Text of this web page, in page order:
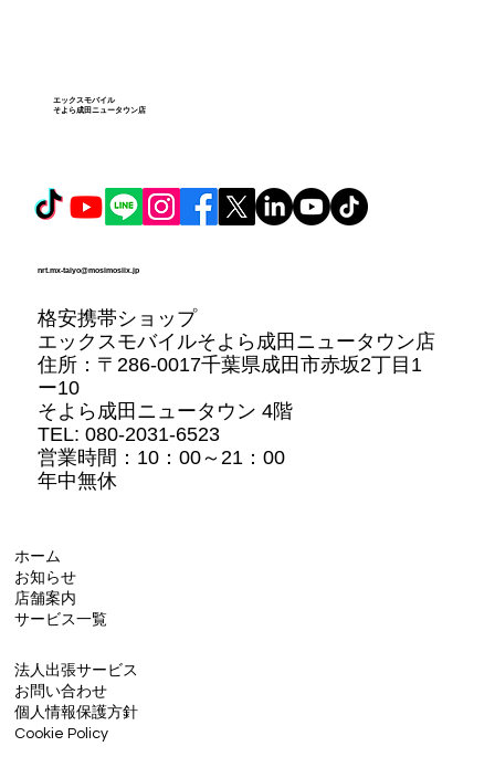
エックスモバイル
そよら成田ニュータウン店
nrt.mx-taiyo@mosimosiix.jp
格安携帯ショップ
エックスモバイルそよら成田ニュータウン店
住所： 〒286-0017千葉県成田市赤坂2丁目1
ー10
そよら成田ニュータウン 4階
TEL: 080-2031-6523
営業時間：10：00～21：00
年中無休
ホーム
お知らせ
店舗案内
サービス一覧
法人出張サービス
お問い合わせ
個人情報保護方針
Cookie Policy